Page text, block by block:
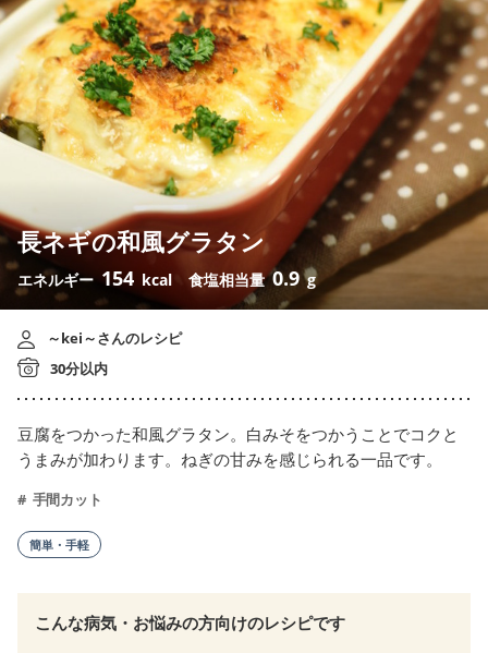
長ネギの和風グラタン
エネルギー154 kcal 食塩相当量0.9 g
～kei～さんのレシピ
30分以内
豆腐をつかった和風グラタン。白みそをつかうことでコクと
うまみが加わります。ねぎの甘みを感じられる一品です。
手間カット
簡単・手軽
こんな病気・お悩みの方向けのレシピです